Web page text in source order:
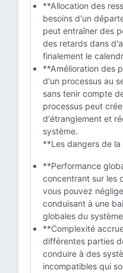
**Allocation des
besoins d'un
peut entraîner des
des retards dans
finalement le
**Amélioration des
d'un processus au
sans tenir compte
processus peut
d'étranglement et
système.
**Les dangers de
**Performance
concentrant sur les
vous pouvez
conduisant à une
globales du
**Complexité
différentes parties
conduire à des
incompatibles qui